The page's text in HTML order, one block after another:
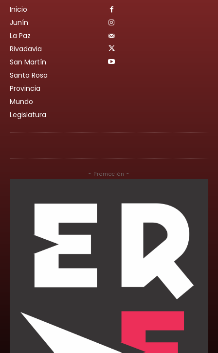
Inicio
Junín
La Paz
Rivadavia
San Martín
Santa Rosa
Provincia
Mundo
Legislatura
- Promoción -